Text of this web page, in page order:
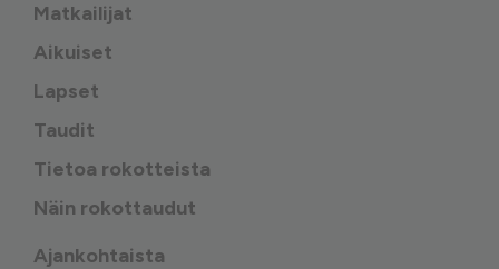
Matkailijat
Aikuiset
Lapset
Taudit
Tietoa rokotteista
Näin rokottaudut
Ajankohtaista